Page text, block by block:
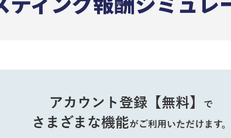
アカウント登録【無料】 で
さまざまな機能がご利用いただけます。